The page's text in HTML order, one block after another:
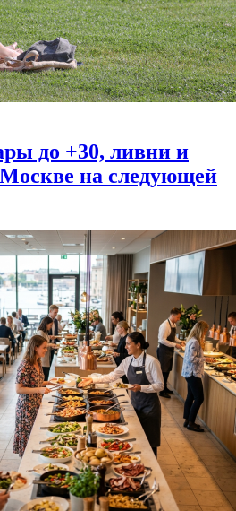
до +30, ливни и
на следующей